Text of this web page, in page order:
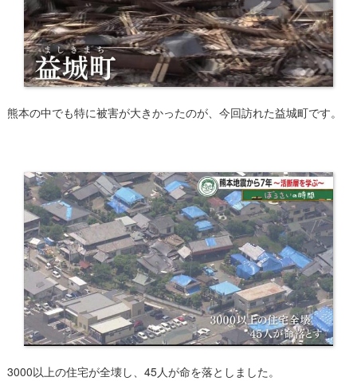
熊本の中でも特に被害が大きかったのが、今回訪れた益城町です。
3000以上の住宅が全壊し、45人が命を落としました。